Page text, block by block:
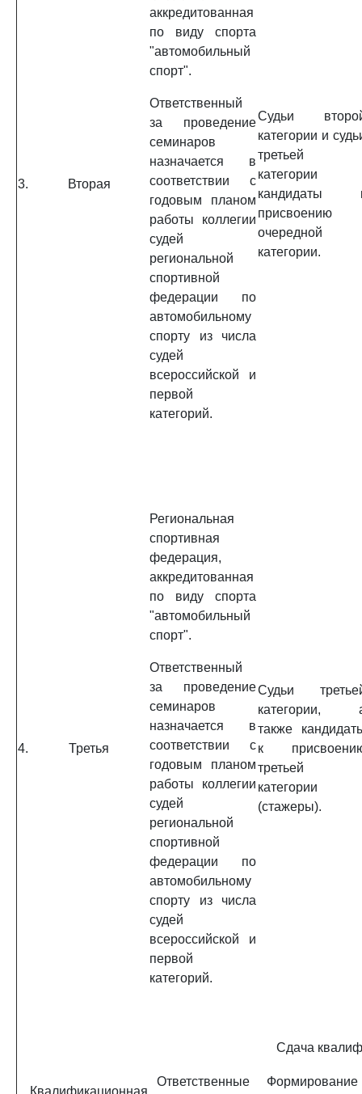
3. Вторая
аккредитованная
по виду спорта
"автомобильный
спорт".
Ответственный
за проведение
семинаров
назначается в
соответствии с
годовым планом
работы коллегии
судей
региональной
спортивной
федерации по
автомобильному
спорту из числа
судей
всероссийской и
первой
категорий.
Судьи
категории и
третьей
категории
кандидаты
присвоению
очередной
категории.
4. Третья
Региональная
спортивная
федерация,
аккредитованная
по виду спорта
"автомобильный
спорт".
Ответственный
за проведение
семинаров
назначается в
соответствии с
годовым планом
работы коллегии
судей
региональной
спортивной
федерации по
автомобильному
спорту из числа
судей
всероссийской и
первой
категорий.
Судьи
категории,
также
к
третьей
категории
(стажеры).
Сдача
Квалификационная
Ответственные Формирование